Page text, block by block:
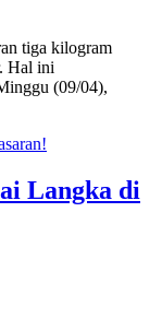
tiga kilogram
Hal ini
(09/04),
Langka di